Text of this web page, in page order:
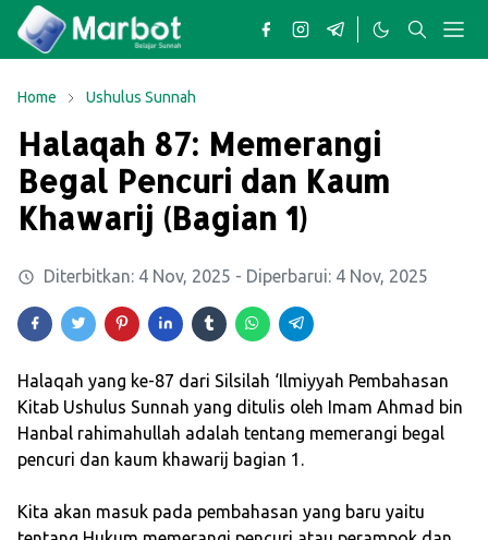
Home Ushulus Sunnah
Halaqah 87: Memerangi
Begal Pencuri dan Kaum
Khawarij (Bagian 1)
Diterbitkan: 4 Nov, 2025 - Diperbarui: 4 Nov, 2025
Halaqah yang ke-87 dari Silsilah ‘Ilmiyyah Pembahasan
Kitab Ushulus Sunnah yang ditulis oleh Imam Ahmad bin
Hanbal rahimahullah adalah tentang memerangi begal
pencuri dan kaum khawarij bagian 1.
Kita akan masuk pada pembahasan yang baru yaitu